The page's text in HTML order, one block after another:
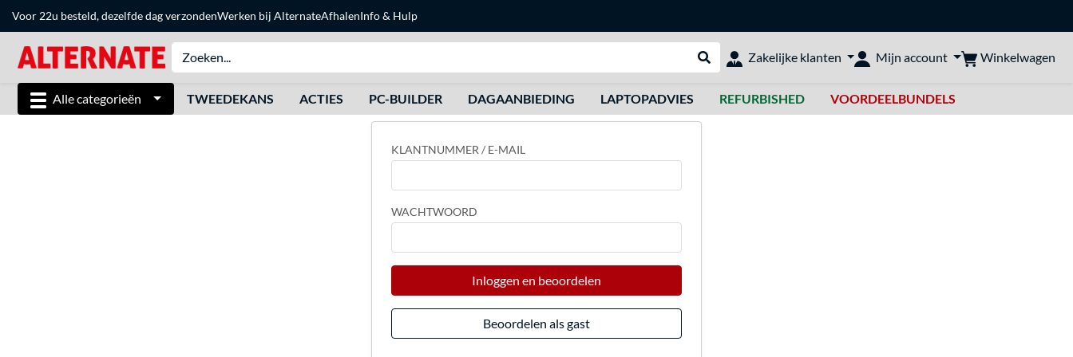
Voor 22u besteld, dezelfde dag verzondenWerken bij AlternateAfhalenInfo & Hulp
Webshop doorzoeken
Zakelijke klanten Mijn account Winkelwagen
Alle categorieën TWEEDEKANS ACTIES PC-BUILDER DAGAANBIEDING LAPTOPADVIES REFURBISHED VOORDEELBUNDELS
KLANTNUMMER / E-MAIL
WACHTWOORD
Inloggen en beoordelen
Beoordelen als gast